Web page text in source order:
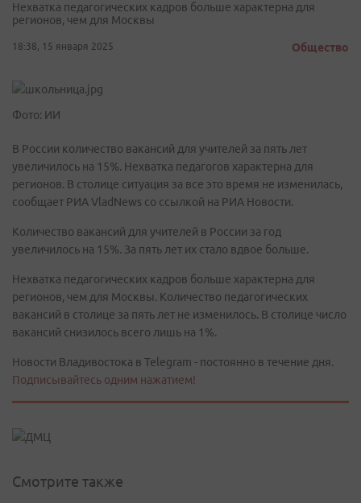
Нехватка педагогических кадров больше характерна для
регионов, чем для Москвы
18:38, 15 января 2025 Общество
Фото: ИИ
В России количество вакансий для учителей за пять лет
увеличилось на 15%. Нехватка педагогов характерна для
регионов. В столице ситуация за все это время не изменилась,
сообщает РИА VladNews со ссылкой на РИА Новости.
Количество вакансий для учителей в России за год
увеличилось на 15%. За пять лет их стало вдвое больше.
Нехватка педагогических кадров больше характерна для
регионов, чем для Москвы. Количество педагогических
вакансий в столице за пять лет не изменилось. В столице число
вакансий снизилось всего лишь на 1%.
Новости Владивостока в Telegram - постоянно в течение дня.
Подписывайтесь одним нажатием!
Смотрите также